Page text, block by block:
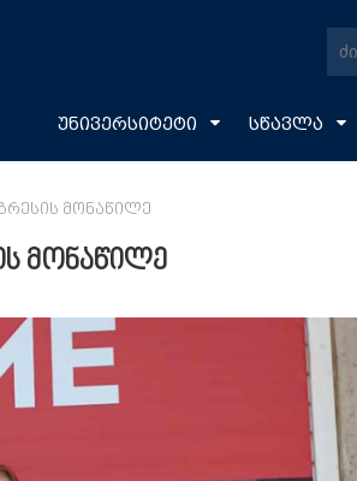
უნივერსიტეტი სწავლა
ᲛᲝᲜᲐᲬᲘᲚᲔ
მონაწილე